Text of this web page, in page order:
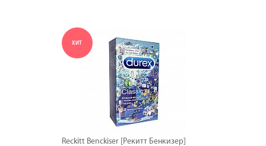
ХИТ
Reckitt Benckiser [Рекитт Бенкизер]